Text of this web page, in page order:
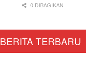
0 DIBAGIKAN
BERITA TERBARU